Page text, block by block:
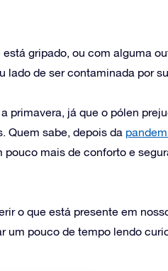
gripado, ou com alguma
lado de ser contaminada por
primavera, já que o pólen
Quem sabe, depois da
mais de conforto e
o que está presente em
um pouco de tempo lendo